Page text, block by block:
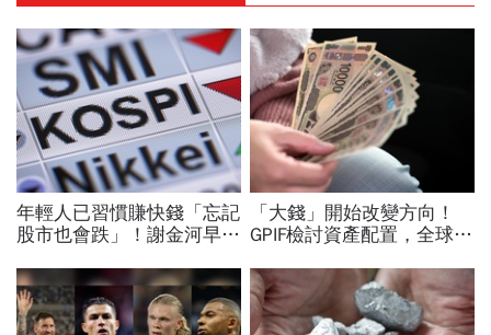
年輕人已習慣賺快錢「忘記
股市也會跌」！謝金河早一
出事：根本把投資人丟火坑
「大錢」開始改變方向！
GPIF檢討資產配置，全球資